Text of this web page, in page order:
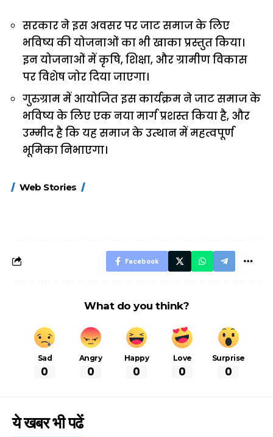
सरकार ने इस अवसर पर जाट समाज के लिए
भविष्य की योजनाओं का भी खाका प्रस्तुत किया।
इन योजनाओं में कृषि, शिक्षा, और ग्रामीण विकास
पर विशेष जोर दिया जाएगा।
गुरुग्राम में आयोजित इस कार्यक्रम ने जाट समाज के
भविष्य के लिए एक नया मार्ग प्रशस्त किया है, और
उम्मीद है कि यह समाज के उत्थान में महत्वपूर्ण
भूमिका निभाएगा।
Web Stories
FASTag के ये नए
Facebook
What do you think?
Sad
0
Angry
0
Happy
0
Love
0
Surprise
0
ये खबर भी पढें